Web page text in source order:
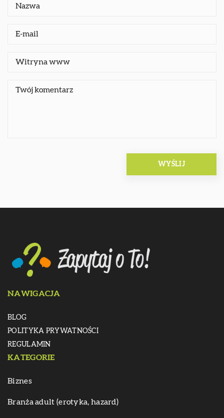
NAWIGACJA
BLOG
POLITYKA PRYWATNOŚCI
REGULAMIN
KATEGORIE
Biznes
Branża adult (erotyka, hazard)